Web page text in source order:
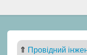
⇑ Провідний